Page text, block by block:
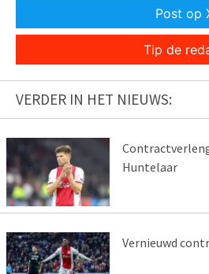
Post op
Tip de
VERDER IN HET NIEUWS:
Huntelaar
Vernieuwd